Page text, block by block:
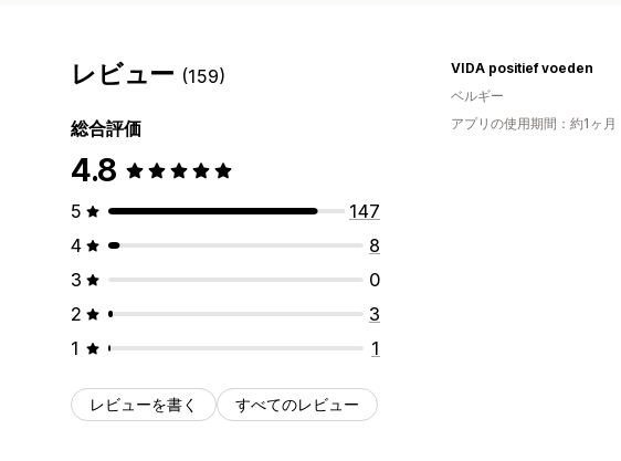
レビュー (159)
総合評価
4.8
5
147
4
8
3
0
2
3
1
1
レビューを書く すべてのレビュー
VIDA positief voeden
ベルギー
アプリの使用期間：約1ヶ月